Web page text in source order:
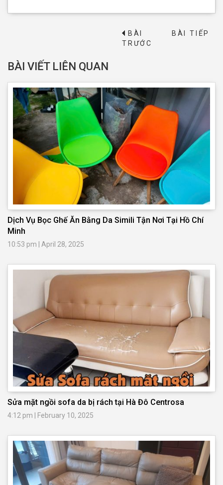
BÀI
TRƯỚC
BÀI TIẾP→
BÀI VIẾT LIÊN QUAN
Dịch Vụ Bọc Ghế Ăn Bằng Da Simili Tận Nơi Tại Hồ Chí
Minh
10:53 pm April 28, 2025
Sửa mặt ngồi sofa da bị rách tại Hà Đô Centrosa
4:12 pm | February 10, 2025